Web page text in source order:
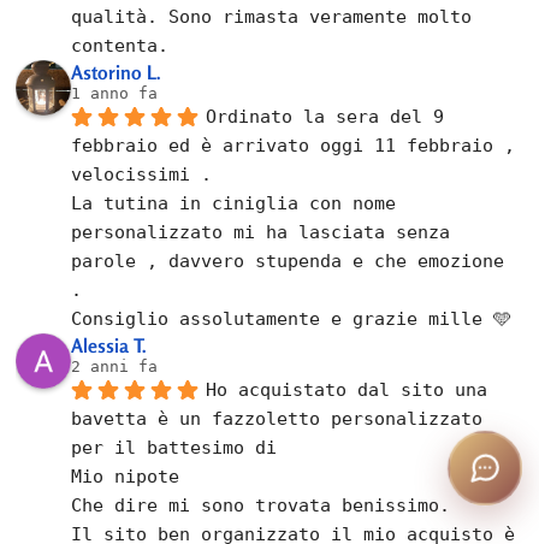
qualità. Sono rimasta veramente molto
contenta.
Astorino L.
1 anno fa
Ordinato la sera del 9
febbraio ed è arrivato oggi 11 febbraio ,
velocissimi .
La tutina in ciniglia con nome
personalizzato mi ha lasciata senza
parole , davvero stupenda e che emozione
.
Consiglio assolutamente e grazie mille 🩵
Alessia T.
2 anni fa
Ho acquistato dal sito una
bavetta è un fazzoletto personalizzato
per il battesimo di
Mio nipote
Che dire mi sono trovata benissimo.
Il sito ben organizzato il mio acquisto è